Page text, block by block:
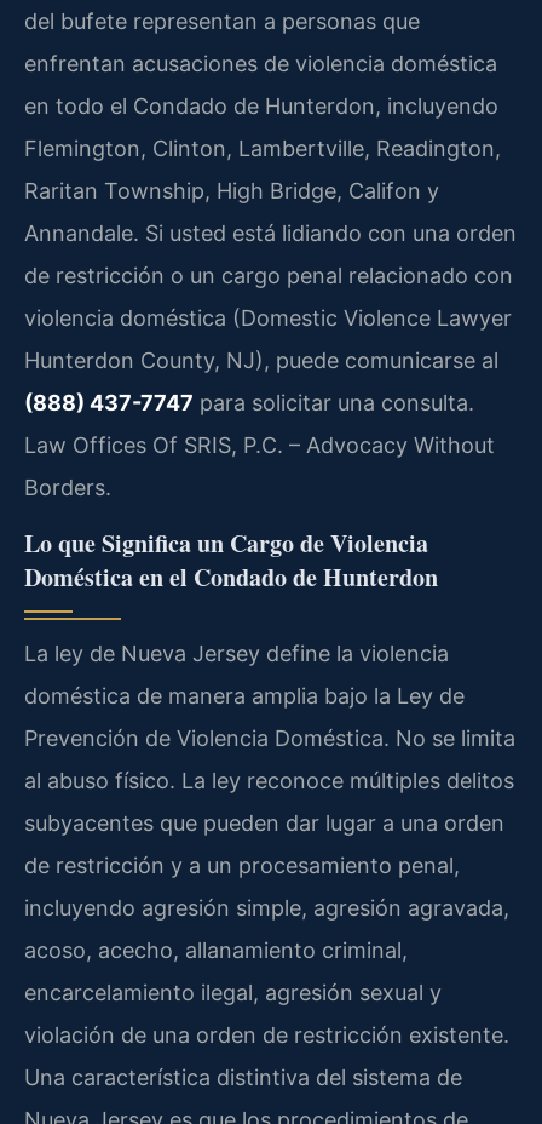
del bufete representan a personas que
enfrentan acusaciones de violencia doméstica
en todo el Condado de Hunterdon, incluyendo
Flemington, Clinton, Lambertville, Readington,
Raritan Township, High Bridge, Califon y
Annandale. Si usted está lidiando con una orden
de restricción o un cargo penal relacionado con
violencia doméstica (Domestic Violence Lawyer
Hunterdon County, NJ), puede comunicarse al
(888) 437-7747 para solicitar una consulta.
Law Offices Of SRIS, P.C. – Advocacy Without
Borders.
Lo que Significa un Cargo de Violencia
Doméstica en el Condado de Hunterdon
La ley de Nueva Jersey define la violencia
doméstica de manera amplia bajo la Ley de
Prevención de Violencia Doméstica. No se limita
al abuso físico. La ley reconoce múltiples delitos
subyacentes que pueden dar lugar a una orden
de restricción y a un procesamiento penal,
incluyendo agresión simple, agresión agravada,
acoso, acecho, allanamiento criminal,
encarcelamiento ilegal, agresión sexual y
violación de una orden de restricción existente.
Una característica distintiva del sistema de